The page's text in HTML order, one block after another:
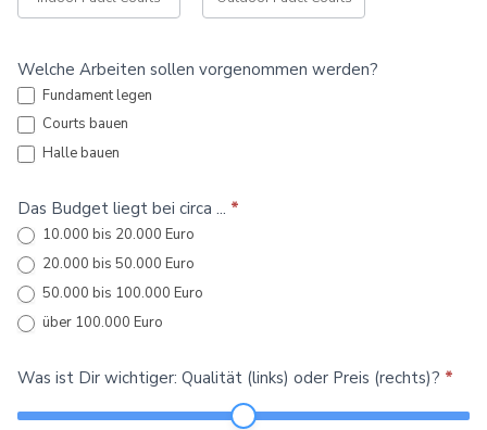
Welche Arbeiten sollen vorgenommen werden?
Fundament legen
Courts bauen
Halle bauen
Das Budget liegt bei circa ... *
10.000 bis 20.000 Euro
20.000 bis 50.000 Euro
50.000 bis 100.000 Euro
über 100.000 Euro
Was ist Dir wichtiger: Qualität (links) oder Preis (rechts)? *